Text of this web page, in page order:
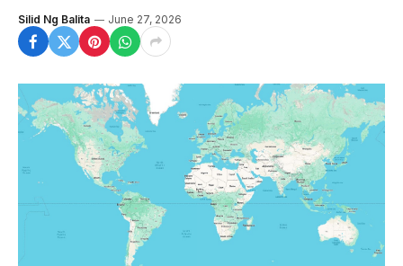
Silid Ng Balita June 27, 2026